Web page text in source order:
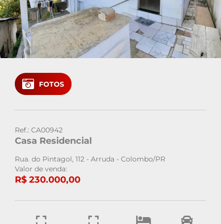
Locação: (41)
FOTOS
Ref.: CA00942
Casa Residencial
Rua. do Pintagol, 112 - Arruda - Colombo/PR
Valor de venda:
R$ 230.000,00